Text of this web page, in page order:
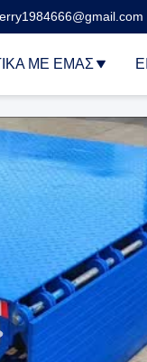
ΜΕ ΕΜΆΣ